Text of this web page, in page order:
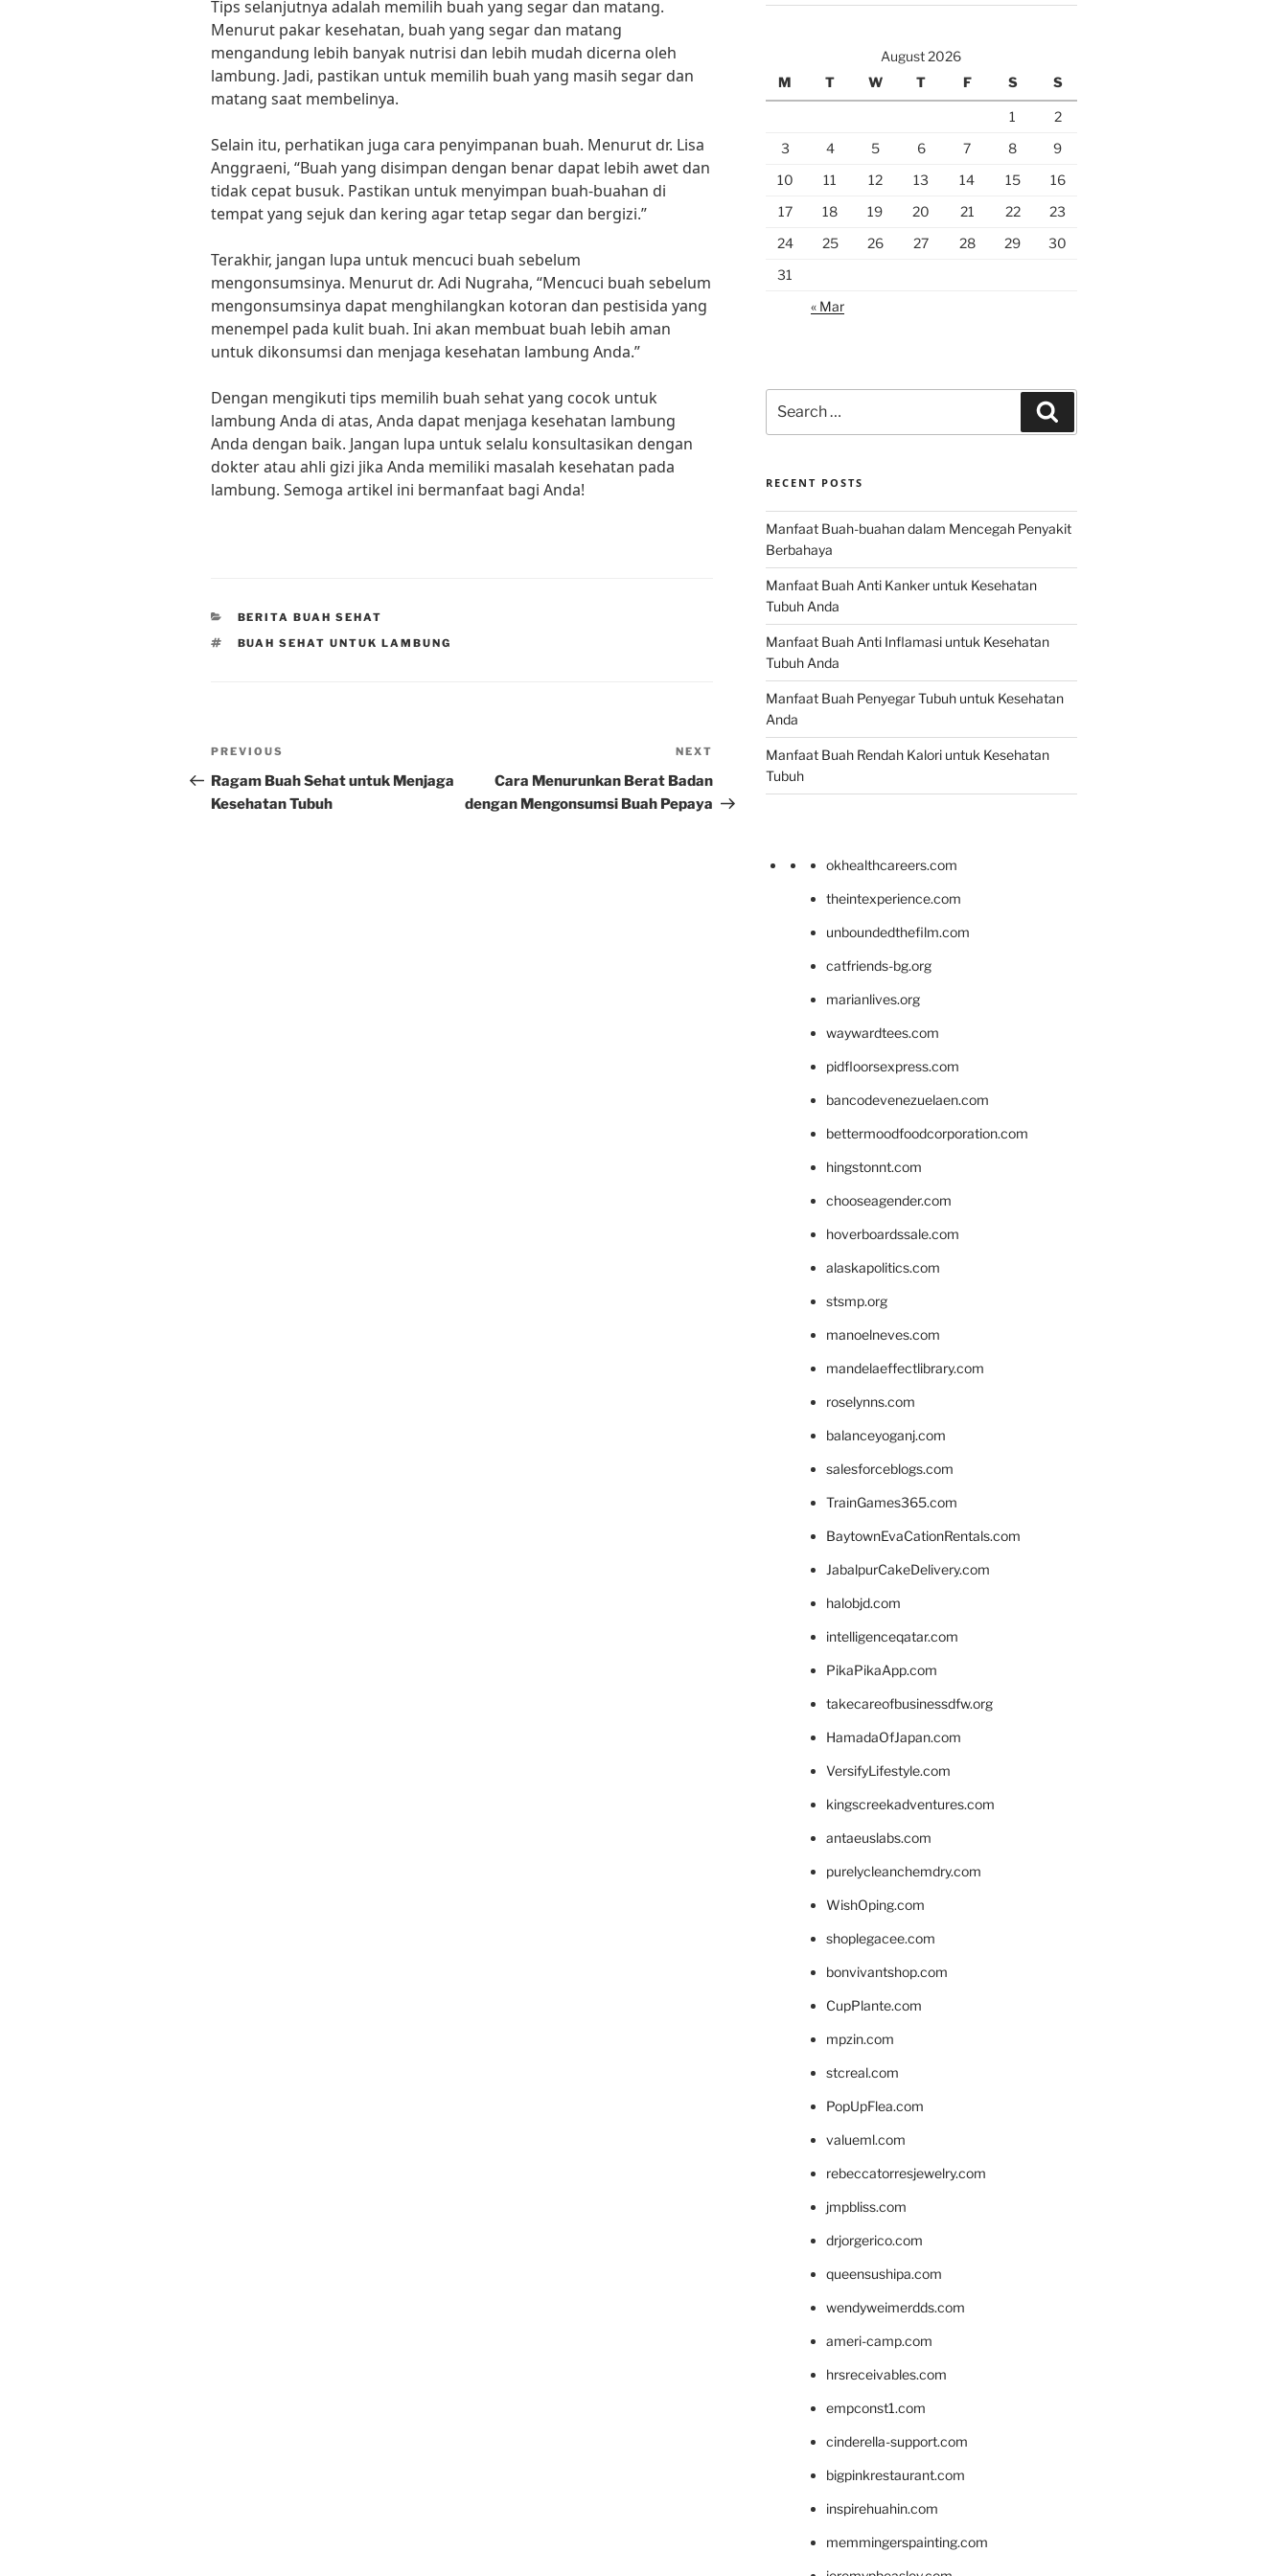
Tips selanjutnya adalah memilih buah yang segar dan matang.
Menurut pakar kesehatan, buah yang segar dan matang
mengandung lebih banyak nutrisi dan lebih mudah dicerna oleh
lambung. Jadi, pastikan untuk memilih buah yang masih segar dan
matang saat membelinya.
Selain itu, perhatikan juga cara penyimpanan buah. Menurut dr. Lisa
Anggraeni, “Buah yang disimpan dengan benar dapat lebih awet dan
tidak cepat busuk. Pastikan untuk menyimpan buah-buahan di
tempat yang sejuk dan kering agar tetap segar dan bergizi.”
Terakhir, jangan lupa untuk mencuci buah sebelum
mengonsumsinya. Menurut dr. Adi Nugraha, “Mencuci buah sebelum
mengonsumsinya dapat menghilangkan kotoran dan pestisida yang
menempel pada kulit buah. Ini akan membuat buah lebih aman
untuk dikonsumsi dan menjaga kesehatan lambung Anda.”
Dengan mengikuti tips memilih buah sehat yang cocok untuk
lambung Anda di atas, Anda dapat menjaga kesehatan lambung
Anda dengan baik. Jangan lupa untuk selalu konsultasikan dengan
dokter atau ahli gizi jika Anda memiliki masalah kesehatan pada
lambung. Semoga artikel ini bermanfaat bagi Anda!
CATEGORIES
BERITA BUAH SEHAT
TAGS
BUAH SEHAT UNTUK LAMBUNG
Post
navigation
Previous
Post
PREVIOUS
Ragam Buah Sehat untuk Menjaga
Kesehatan Tubuh
Post
NEXT
Cara Menurunkan Berat Badan
dengan Mengonsumsi Buah Pepaya
August 2026
M
T W T F S S
1
2
3
4 5 6 7 8
9
10
11 12 13 14 15
16
17
18 19 20 21 22
23
24
25 26 27 28 29
30
31
« Mar
for:
RECENT POSTS
Manfaat Buah-buahan dalam Mencegah Penyakit
Berbahaya
Manfaat Buah Anti Kanker untuk Kesehatan
Tubuh Anda
Manfaat Buah Anti Inflamasi untuk Kesehatan
Tubuh Anda
Manfaat Buah Penyegar Tubuh untuk Kesehatan
Anda
Manfaat Buah Rendah Kalori untuk Kesehatan
Tubuh
okhealthcareers.com
theintexperience.com
unboundedthefilm.com
catfriends-bg.org
marianlives.org
waywardtees.com
pidfloorsexpress.com
bancodevenezuelaen.com
bettermoodfoodcorporation.com
hingstonnt.com
chooseagender.com
hoverboardssale.com
alaskapolitics.com
stsmp.org
manoelneves.com
mandelaeffectlibrary.com
roselynns.com
balanceyoganj.com
salesforceblogs.com
TrainGames365.com
BaytownEvaCationRentals.com
JabalpurCakeDelivery.com
halobjd.com
intelligenceqatar.com
PikaPikaApp.com
takecareofbusinessdfw.org
HamadaOfJapan.com
VersifyLifestyle.com
kingscreekadventures.com
antaeuslabs.com
purelycleanchemdry.com
WishOping.com
shoplegacee.com
bonvivantshop.com
CupPlante.com
mpzin.com
stcreal.com
PopUpFlea.com
valueml.com
rebeccatorresjewelry.com
jmpbliss.com
drjorgerico.com
queensushipa.com
wendyweimerdds.com
ameri-camp.com
hrsreceivables.com
empconst1.com
cinderella-support.com
bigpinkrestaurant.com
inspirehuahin.com
memmingerspainting.com